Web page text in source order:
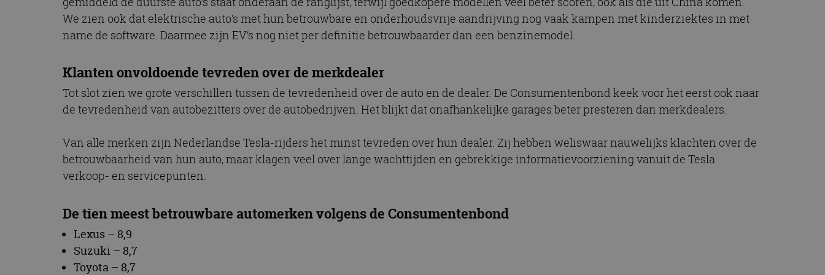
We zien ook dat elektrische auto’s met hun betrouwbare en onderhoudsvrije aandrijving nog vaak kampen met kinderziektes in met
name de software. Daarmee zijn EV’s nog niet per definitie betrouwbaarder dan een benzinemodel.
Klanten onvoldoende tevreden over de merkdealer
Tot slot zien we grote verschillen tussen de tevredenheid over de auto en de dealer. De Consumentenbond keek voor het eerst ook naar
de tevredenheid van autobezitters over de autobedrijven. Het blijkt dat onafhankelijke garages beter presteren dan merkdealers.
Van alle merken zijn Nederlandse Tesla-rijders het minst tevreden over hun dealer. Zij hebben weliswaar nauwelijks klachten over de
betrouwbaarheid van hun auto, maar klagen veel over lange wachttijden en gebrekkige informatievoorziening vanuit de Tesla
verkoop- en servicepunten.
De tien meest betrouwbare automerken volgens de Consumentenbond
Lexus – 8,9
Suzuki – 8,7
Toyota – 8,7